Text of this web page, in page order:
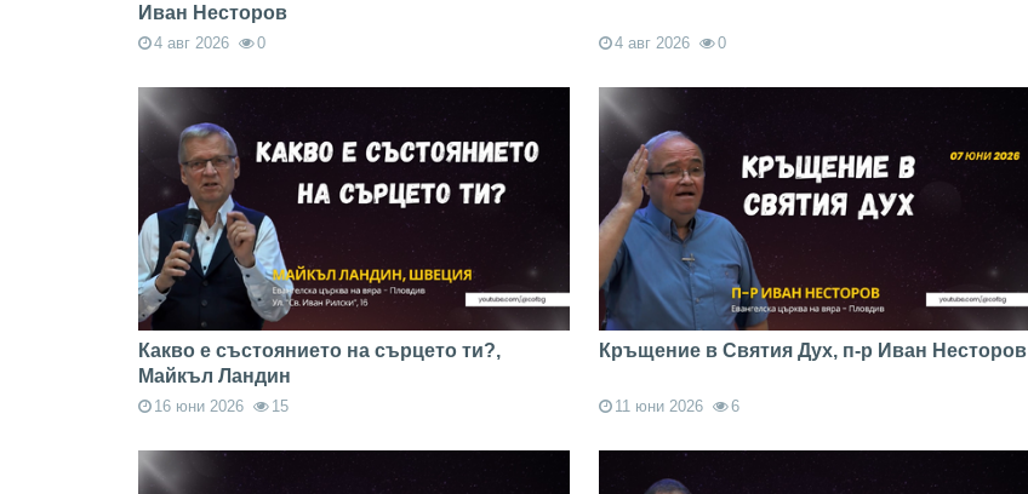
Иван Несторов
4 авг 2026 0 4 авг 2026 0
Какво е състоянието на сърцето ти?,
Майкъл Ландин
16 юни 2026 15
Кръщение в Святия Дух, п-р Иван Несторов
11 юни 2026 6